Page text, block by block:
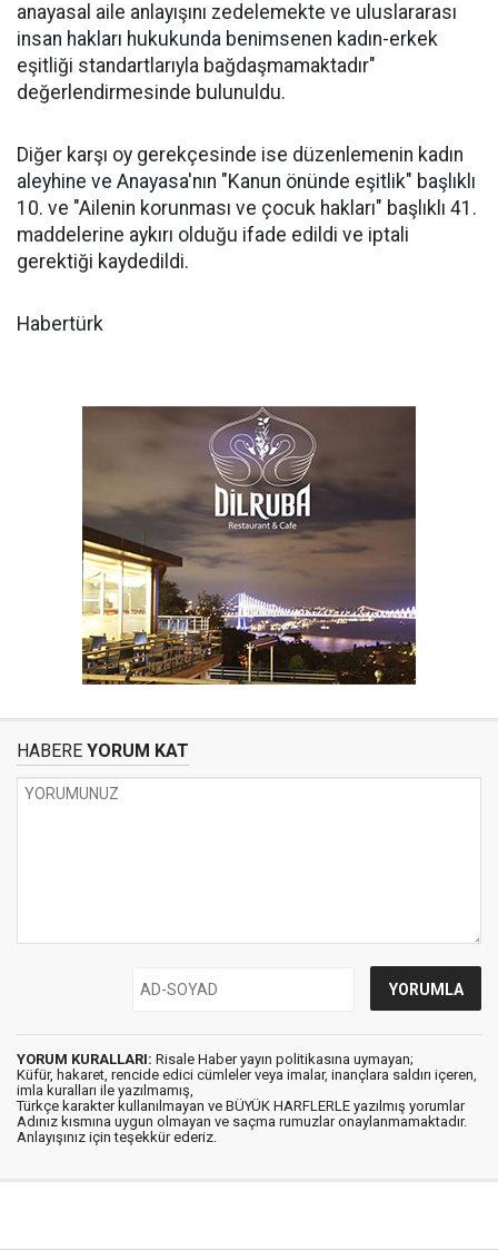
anayasal aile anlayışını zedelemekte ve uluslararası
insan hakları hukukunda benimsenen kadın-erkek
eşitliği standartlarıyla bağdaşmamaktadır"
değerlendirmesinde bulunuldu.
Diğer karşı oy gerekçesinde ise düzenlemenin kadın
aleyhine ve Anayasa'nın "Kanun önünde eşitlik" başlıklı
10. ve "Ailenin korunması ve çocuk hakları" başlıklı 41.
maddelerine aykırı olduğu ifade edildi ve iptali
gerektiği kaydedildi.
Habertürk
HABERE YORUM KAT
YORUM KURALLARI: Risale Haber yayın politikasına uymayan;
Küfür, hakaret, rencide edici cümleler veya imalar, inançlara saldırı içeren,
imla kuralları ile yazılmamış,
Türkçe karakter kullanılmayan ve BÜYÜK HARFLERLE yazılmış yorumlar
Adınız kısmına uygun olmayan ve saçma rumuzlar onaylanmamaktadır.
Anlayışınız için teşekkür ederiz.